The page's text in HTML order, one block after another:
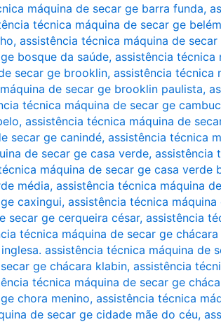
máquina de secar ge barra funda,
técnica máquina de secar ge belém
, assistência técnica máquina de
bosque da saúde, assistência técnica
secar ge brooklin, assistência técnica
de secar ge brooklin paulista,
técnica máquina de secar ge
, assistência técnica máquina de
secar ge canindé, assistência técnica
de secar ge casa verde, assistência
máquina de secar ge casa verde
média, assistência técnica máquina
caxingui, assistência técnica máquina
secar ge cerqueira césar, assistência
técnica máquina de secar ge
assistência técnica máquina de
ge chácara klabin, assistência
técnica máquina de secar ge
chora menino, assistência técnica
de secar ge cidade mãe do céu,